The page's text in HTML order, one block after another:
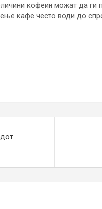
кофеин можат да ги
кафе често води до